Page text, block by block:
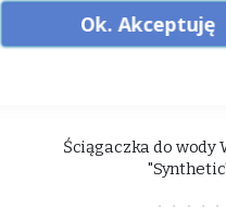
Ściągaczka do wody
Ok. Akceptuję